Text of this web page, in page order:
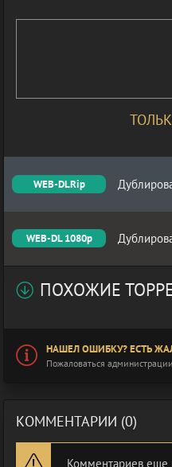
WEB-DLRip
WEB-DL 1080p
ПОХОЖИЕ
НАШЕЛ ОШИБКУ? ЕСТЬ
Пожаловаться администрации
КОММЕНТАРИИ (0)
Комментариев еще